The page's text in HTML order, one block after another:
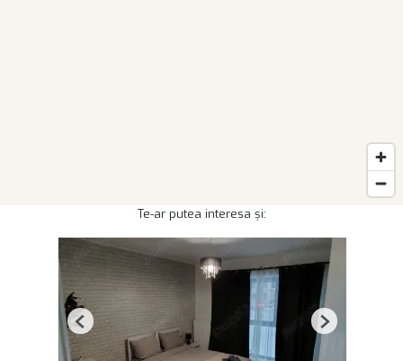
Te-ar putea interesa și:
Previous Next